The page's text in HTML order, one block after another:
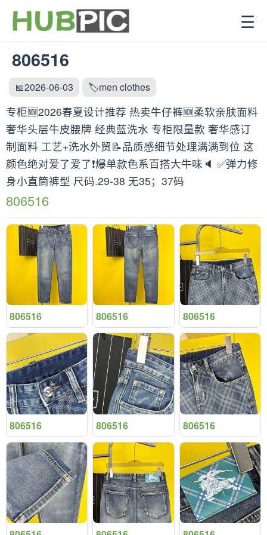
☰
806516
📅2026-06-03 🏷️men clothes
专柜🆕2026春夏设计推荐 热卖牛仔裤🆕柔软亲肤面料
奢华头层牛皮腰牌 经典蓝洗水 专柜限量款 奢华感订
制面料 工艺+洗水外贸📝品质感细节处理满满到位 这
颜色绝对爱了爱了❗️爆单款色系百搭大牛味🔈 ✅弹力修
身小直筒裤型 尺码.29-38 无35；37码
806516
806516 806516 806516
806516 806516 806516